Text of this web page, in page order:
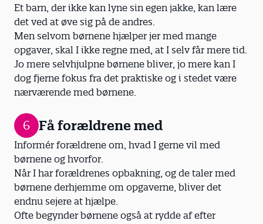
Et barn, der ikke kan lyne sin egen jakke, kan lære
det ved at øve sig på de andres.
Men selvom børnene hjælper jer med mange
opgaver, skal I ikke regne med, at I selv får mere tid.
Jo mere selvhjulpne børnene bliver, jo mere kan I
dog fjerne fokus fra det praktiske og i stedet være
nærværende med børnene.
6 Få forældrene med
Informér forældrene om, hvad I gerne vil med
børnene og hvorfor.
Når I har forældrenes opbakning, og de taler med
børnene derhjemme om opgaverne, bliver det
endnu sejere at hjælpe.
Ofte begynder børnene også at rydde af efter